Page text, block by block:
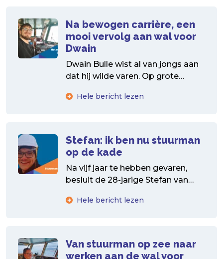
Na bewogen carrière, een
mooi vervolg aan wal voor
Dwain
Dwain Bulle wist al van jongs aan
dat hij wilde varen. Op grote
zijn...Hele bericht lezen
Stefan: ik ben nu stuurman
op de kade
Na vijf jaar te hebben gevaren,
besluit de 28-jarige Stefan van
een walbaan....
Hele bericht lezen
Van stuurman op zee naar
werken aan de wal voor